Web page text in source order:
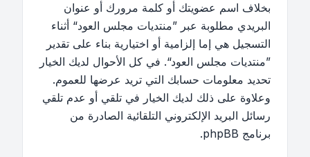
بخلاف اسم عضويتك أو كلمة مرورك أو عنوان
البريدي مطلوبة عبر ”منتديات مجلس العود“ أثناء
التسجيل هي إما إلزامية أو اختيارية بناء على تقدير
”منتديات مجلس العود“. في كل الأحوال لديك الخيار
تحديد معلومات حسابك التي تريد عرضها للعموم.
وعلاوة على ذلك لديك الخيار في تلقي أو عدم تلقي
رسائل البريد الإلكتروني التلقائية الصادرة من
برنامج phpBB.